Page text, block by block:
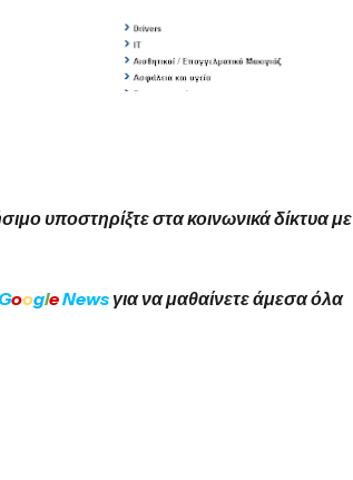
υποστηρίξτε στα κοινωνικά δίκτυα με
GoogleNews για να μαθαίνετε άμεσα όλα